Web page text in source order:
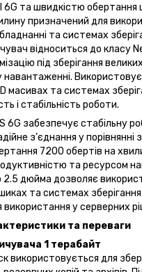
6G та швидкістю
призначений для
та системах
відноситься до класу
під зберігання
навантаженні.
масивах та системах
і стабільність роботи.
6G забезпечує стабільну
з’єднання у порівнянні
7200 обертів на
та ресурсом
дюйма дозволяє
та системах
використання у серверних
та переваги
1 терабайт
використовується для